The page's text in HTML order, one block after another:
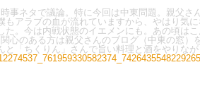
ネタで議論。特に今回は中東問題。親父
もアラブの血が流れていますから、やはり気に
。今は内戦状態のイエメンにも。あの頃は
心のある方は親父さんのブログ（中東の窓）
「ちくりん」さんで旨い料理と酒をやりなが